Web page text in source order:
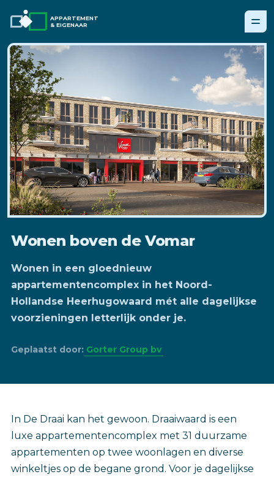
APPARTEMENT
& EIGENAAR
Wonen boven de Vomar
Wonen in een gloednieuw
appartementencomplex in het Noord-
Hollandse Heerhugowaard mét alle dagelijkse
voorzieningen letterlijk onder je.
Geplaatst door: Gorter Group bv
In De Draai kan het gewoon. Draaiwaard is een
luxe appartementencomplex met 31 duurzame
appartementen op twee woonlagen en diverse
winkeltjes op de begane grond. Voor je dagelijkse